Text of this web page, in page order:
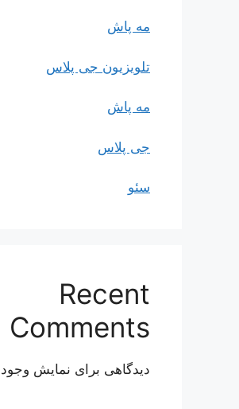
مه پاش
تلویزیون جی پلاس
مه پاش
جی پلاس
سئو
Recent
Comments
دیدگاهی برای نمایش وجود